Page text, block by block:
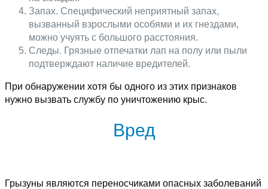
Запах. Специфический неприятный запах,
вызванный взрослыми особями и их гнездами,
можно учуять с большого расстояния.
Следы. Грязные отпечатки лап на полу или пыли
подтверждают наличие вредителей.
При обнаружении хотя бы одного из этих признаков
нужно вызвать службу по уничтожению крыс.
Вред
Грызуны являются переносчиками опасных заболеваний